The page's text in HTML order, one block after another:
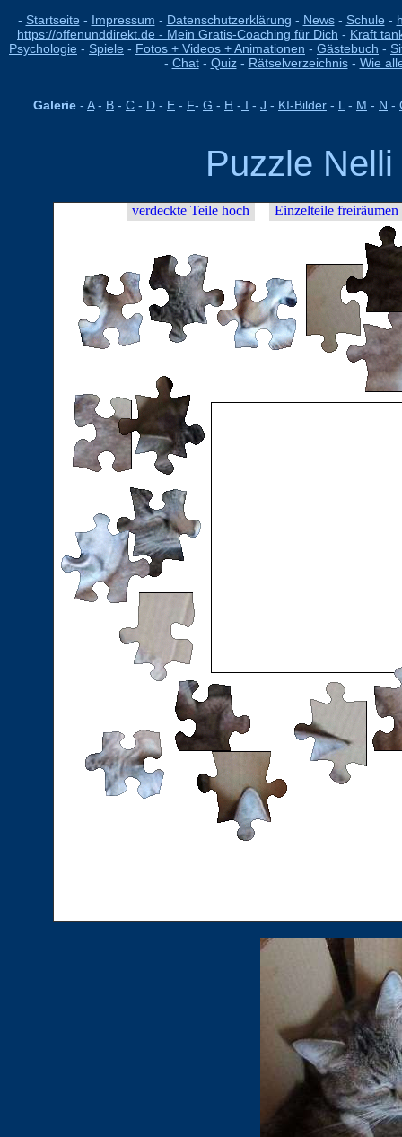
- Startseite - Impressum - Datenschutzerklärung - News- Schule -
https://offenunddirekt.de - Mein Gratis-Coaching für Dich - Kraft
Psychologie - Spiele - Fotos + Videos + Animationen - Gästebuch -
- Chat- Quiz - Rätselverzeichnis- Wie
Galerie - A- B - C - D - E - F- G - H - I - J - KI-Bilder - L - M - N -
Puzzle